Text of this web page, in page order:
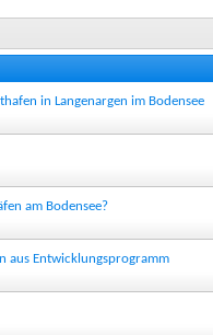
in Langenargen im Bodensee
am Bodensee?
aus Entwicklungsprogramm